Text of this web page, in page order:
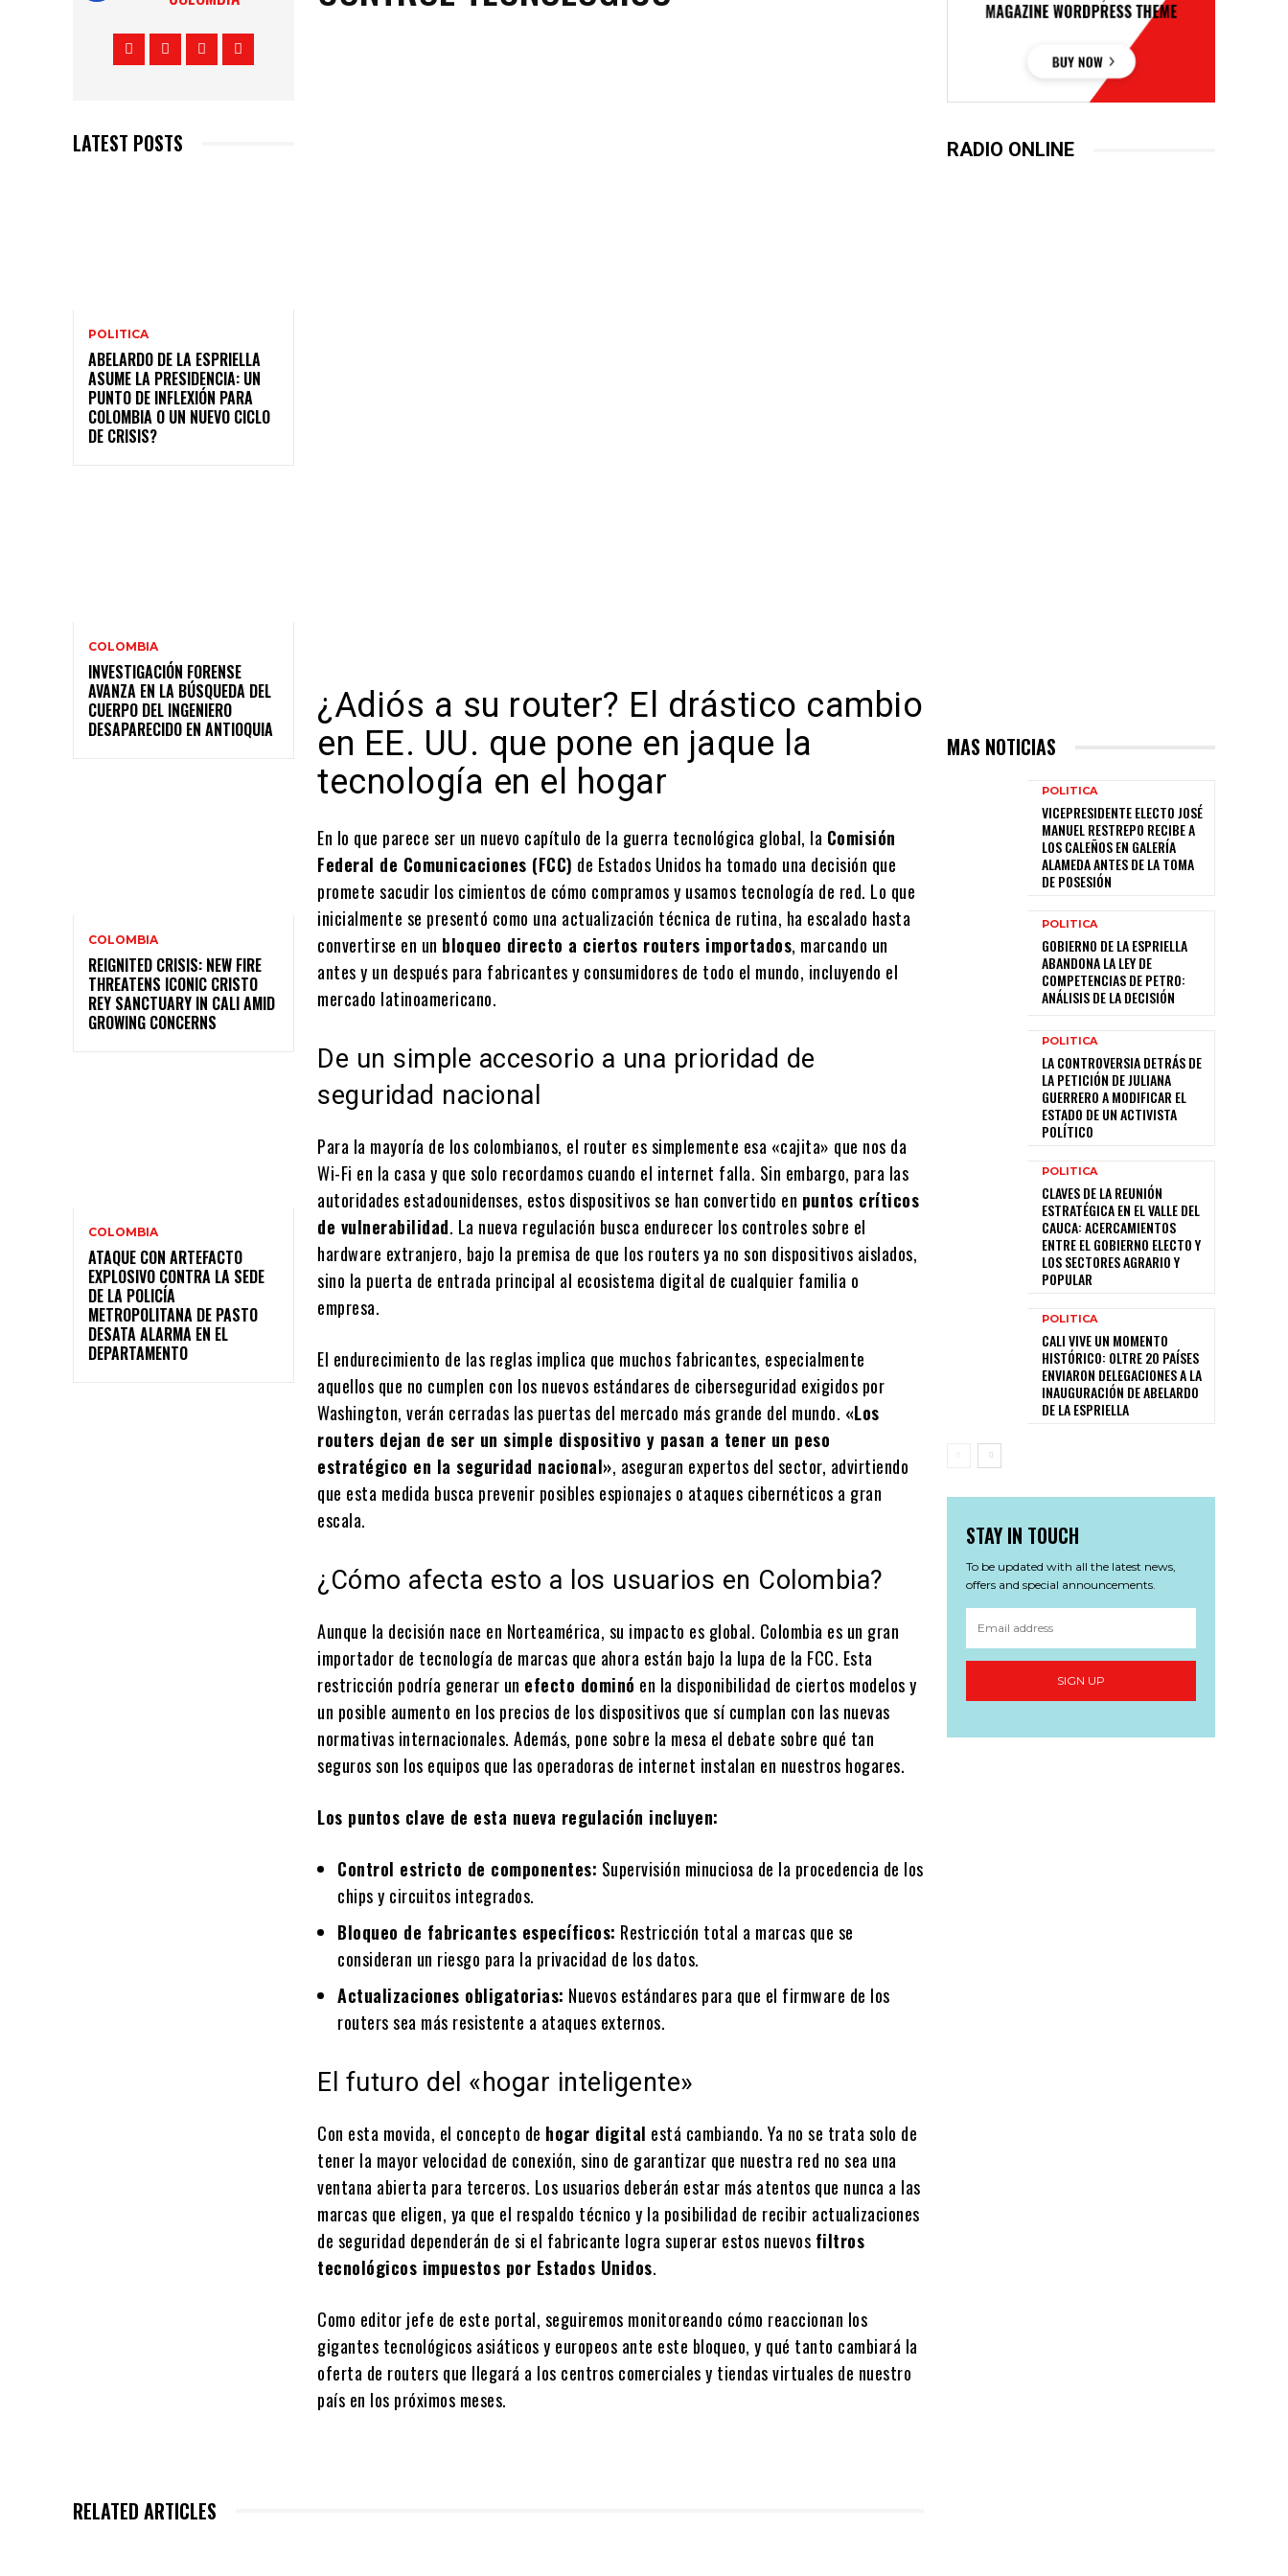
LATEST POSTS
POLITICA
ABELARDO DE LA ESPRIELLA
ASUME LA PRESIDENCIA: UN
PUNTO DE INFLEXIÓN PARA
COLOMBIA O UN NUEVO CICLO
DE CRISIS?
COLOMBIA
INVESTIGACIÓN FORENSE
AVANZA EN LA BÚSQUEDA DEL
CUERPO DEL INGENIERO
DESAPARECIDO EN ANTIOQUIA
COLOMBIA
REIGNITED CRISIS: NEW FIRE
THREATENS ICONIC CRISTO
REY SANCTUARY IN CALI AMID
GROWING CONCERNS
COLOMBIA
ATAQUE CON ARTEFACTO
EXPLOSIVO CONTRA LA SEDE
DE LA POLICÍA
METROPOLITANA DE PASTO
DESATA ALARMA EN EL
DEPARTAMENTO
¿Adiós a su router? El drástico cambio
en EE. UU. que pone en jaque la
tecnología en el hogar
En lo que parece ser un nuevo capítulo de la guerra tecnológica global, la Comisión
Federal de Comunicaciones (FCC) de Estados Unidos ha tomado una decisión que
promete sacudir los cimientos de cómo compramos y usamos tecnología de red. Lo que
inicialmente se presentó como una actualización técnica de rutina, ha escalado hasta
convertirse en un bloqueo directo a ciertos routers importados, marcando un
antes y un después para fabricantes y consumidores de todo el mundo, incluyendo el
mercado latinoamericano.
De un simple accesorio a una prioridad de
seguridad nacional
Para la mayoría de los colombianos, el router es simplemente esa «cajita» que nos da
Wi-Fi en la casa y que solo recordamos cuando el internet falla. Sin embargo, para las
autoridades estadounidenses, estos dispositivos se han convertido en puntos críticos
de vulnerabilidad. La nueva regulación busca endurecer los controles sobre el
hardware extranjero, bajo la premisa de que los routers ya no son dispositivos aislados,
sino la puerta de entrada principal al ecosistema digital de cualquier familia o
empresa.
El endurecimiento de las reglas implica que muchos fabricantes, especialmente
aquellos que no cumplen con los nuevos estándares de ciberseguridad exigidos por
Washington, verán cerradas las puertas del mercado más grande del mundo. «Los
routers dejan de ser un simple dispositivo y pasan a tener un peso
estratégico en la seguridad nacional», aseguran expertos del sector, advirtiendo
que esta medida busca prevenir posibles espionajes o ataques cibernéticos a gran
escala.
¿Cómo afecta esto a los usuarios en Colombia?
Aunque la decisión nace en Norteamérica, su impacto es global. Colombia es un gran
importador de tecnología de marcas que ahora están bajo la lupa de la FCC. Esta
restricción podría generar un efecto dominó en la disponibilidad de ciertos modelos y
un posible aumento en los precios de los dispositivos que sí cumplan con las nuevas
normativas internacionales. Además, pone sobre la mesa el debate sobre qué tan
seguros son los equipos que las operadoras de internet instalan en nuestros hogares.
Los puntos clave de esta nueva regulación incluyen:
Control estricto de componentes: Supervisión minuciosa de la procedencia de los
chips y circuitos integrados.
Bloqueo de fabricantes específicos: Restricción total a marcas que se
consideran un riesgo para la privacidad de los datos.
Actualizaciones obligatorias: Nuevos estándares para que el firmware de los
routers sea más resistente a ataques externos.
El futuro del «hogar inteligente»
Con esta movida, el concepto de hogar digital está cambiando. Ya no se trata solo de
tener la mayor velocidad de conexión, sino de garantizar que nuestra red no sea una
ventana abierta para terceros. Los usuarios deberán estar más atentos que nunca a las
marcas que eligen, ya que el respaldo técnico y la posibilidad de recibir actualizaciones
de seguridad dependerán de si el fabricante logra superar estos nuevos filtros
tecnológicos impuestos por Estados Unidos.
Como editor jefe de este portal, seguiremos monitoreando cómo reaccionan los
gigantes tecnológicos asiáticos y europeos ante este bloqueo, y qué tanto cambiará la
oferta de routers que llegará a los centros comerciales y tiendas virtuales de nuestro
país en los próximos meses.
RELATED ARTICLES
RADIO ONLINE
MAS NOTICIAS
POLITICA
VICEPRESIDENTE ELECTO JOSÉ
MANUEL RESTREPO RECIBE A
LOS CALEÑOS EN GALERÍA
ALAMEDA ANTES DE LA TOMA
DE POSESIÓN
POLITICA
GOBIERNO DE LA ESPRIELLA
ABANDONA LA LEY DE
COMPETENCIAS DE PETRO:
ANÁLISIS DE LA DECISIÓN
POLITICA
LA CONTROVERSIA DETRÁS DE
LA PETICIÓN DE JULIANA
GUERRERO A MODIFICAR EL
ESTADO DE UN ACTIVISTA
POLÍTICO
POLITICA
CLAVES DE LA REUNIÓN
ESTRATÉGICA EN EL VALLE DEL
CAUCA: ACERCAMIENTOS
ENTRE EL GOBIERNO ELECTO Y
LOS SECTORES AGRARIO Y
POPULAR
POLITICA
CALI VIVE UN MOMENTO
HISTÓRICO: OLTRE 20 PAÍSES
ENVIARON DELEGACIONES A LA
INAUGURACIÓN DE ABELARDO
DE LA ESPRIELLA
STAY IN TOUCH
To be updated with all the latest news,
offers and special announcements.
SIGN UP